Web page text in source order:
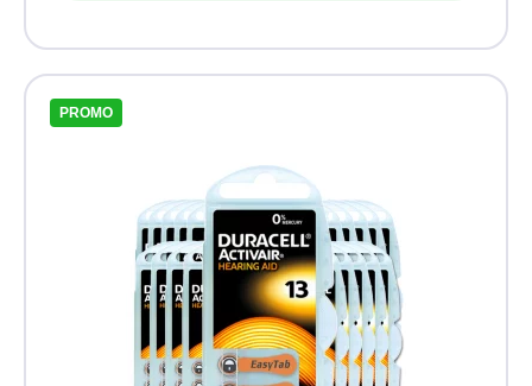
PROMO